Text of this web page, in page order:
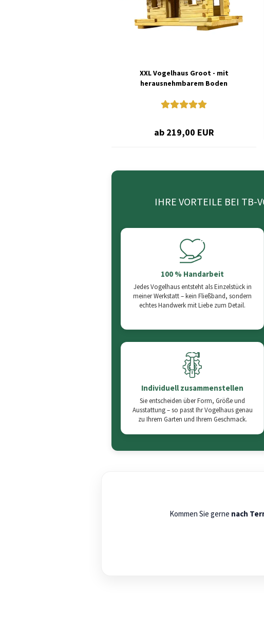
XXL Vogelhaus Groot - mit
herausnehmbarem Boden
ab 219,00 EUR
IHRE VORTEILE BEI TB-
100 % Handarbeit
Jedes Vogelhaus entsteht als Einzelstück in
meiner Werkstatt – kein Fließband, sondern
echtes Handwerk mit Liebe zum Detail.
Individuell zusammenstellen
Sie entscheiden über Form, Größe und
Ausstattung – so passt Ihr Vogelhaus genau
zu Ihrem Garten und Ihrem Geschmack.
Kommen Sie gerne nach